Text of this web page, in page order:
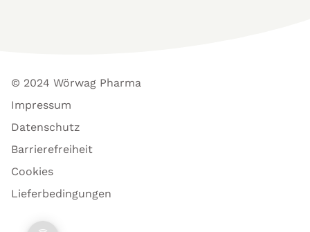
© 2024 Wörwag Pharma
Impressum
Datenschutz
Barrierefreiheit
Cookies
Lieferbedingungen